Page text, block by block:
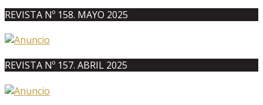
REVISTA Nº 158. MAYO 2025
REVISTA Nº 157. ABRIL 2025